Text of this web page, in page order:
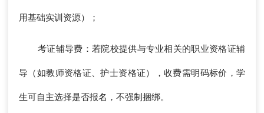
用基础实训资源）；
考证辅导费：若院校提供与专业相关的职业资格证辅
导（如教师资格证、护士资格证），收费需明码标价，学
生可自主选择是否报名，不强制捆绑。